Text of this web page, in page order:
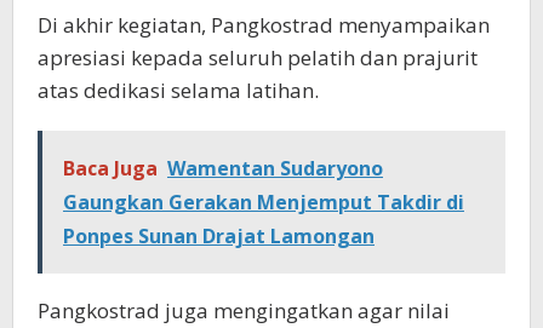
Di akhir kegiatan, Pangkostrad menyampaikan
apresiasi kepada seluruh pelatih dan prajurit
atas dedikasi selama latihan.
Baca Juga Wamentan Sudaryono
Gaungkan Gerakan Menjemput Takdir di
Ponpes Sunan Drajat Lamongan
Pangkostrad juga mengingatkan agar nilai